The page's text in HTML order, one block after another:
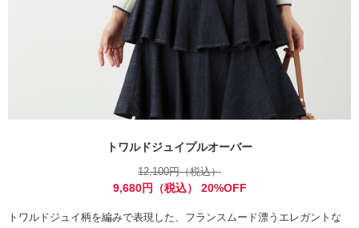
トワルドジュイプルオーバー
12,100円（税込）
9,680円（税込） 20%OFF
トワルドジュイ柄を編みで表現した、フランスムード漂うエレガントな